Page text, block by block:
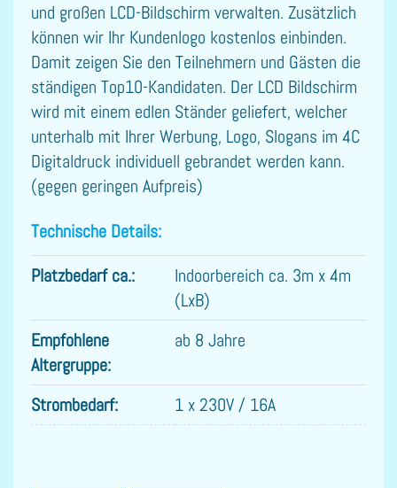
und großen LCD-Bildschirm verwalten. Zusätzlich
können wir Ihr Kundenlogo kostenlos einbinden.
Damit zeigen Sie den Teilnehmern und Gästen die
ständigen Top10-Kandidaten. Der LCD Bildschirm
wird mit einem edlen Ständer geliefert, welcher
unterhalb mit Ihrer Werbung, Logo, Slogans im 4C
Digitaldruck individuell gebrandet werden kann.
(gegen geringen Aufpreis)
Technische Details:
Platzbedarf ca.:
Indoorbereich ca. 3m x 4m
(LxB)
Empfohlene
Altergruppe:
ab 8 Jahre
Strombedarf: 1 x 230V / 16A